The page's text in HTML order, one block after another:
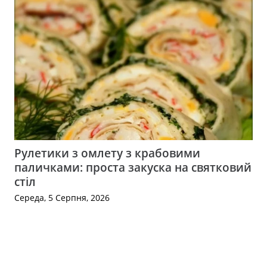
Рулетики з омлету з крабовими
паличками: проста закуска на святковий
стіл
Середа, 5 Серпня, 2026